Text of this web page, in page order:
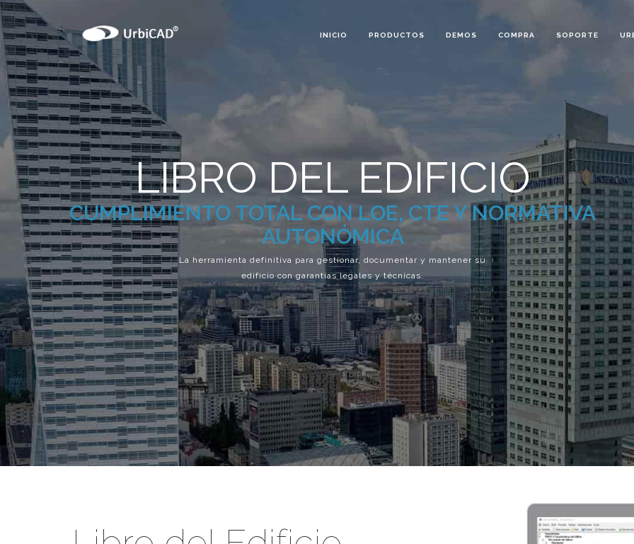
INICIO PRODUCTOS DEMOS COMPRA SOPORTE
LIBRO DEL EDIFICIO
CUMPLIMIENTO TOTAL CON LOE, CTE Y NORMATIVA
AUTONÓMICA
La herramienta definitiva para gestionar, documentar y mantener su
edificio con garantías legales y técnicas.